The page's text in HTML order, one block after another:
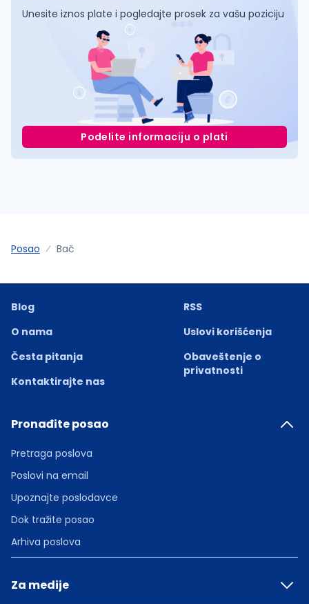
Unesite iznos plate i pogledajte prosek za vašu poziciju
Podelite informaciju o plati
Posao Bač
Blog
O nama
Česta pitanja
Kontaktirajte nas
RSS
Uslovi korišćenja
Obaveštenje o
privatnosti
Pronađite posao
Pretraga poslova
Poslovi na email
Upoznajte poslodavce
Dok tražite posao
Arhiva poslova
Za medije